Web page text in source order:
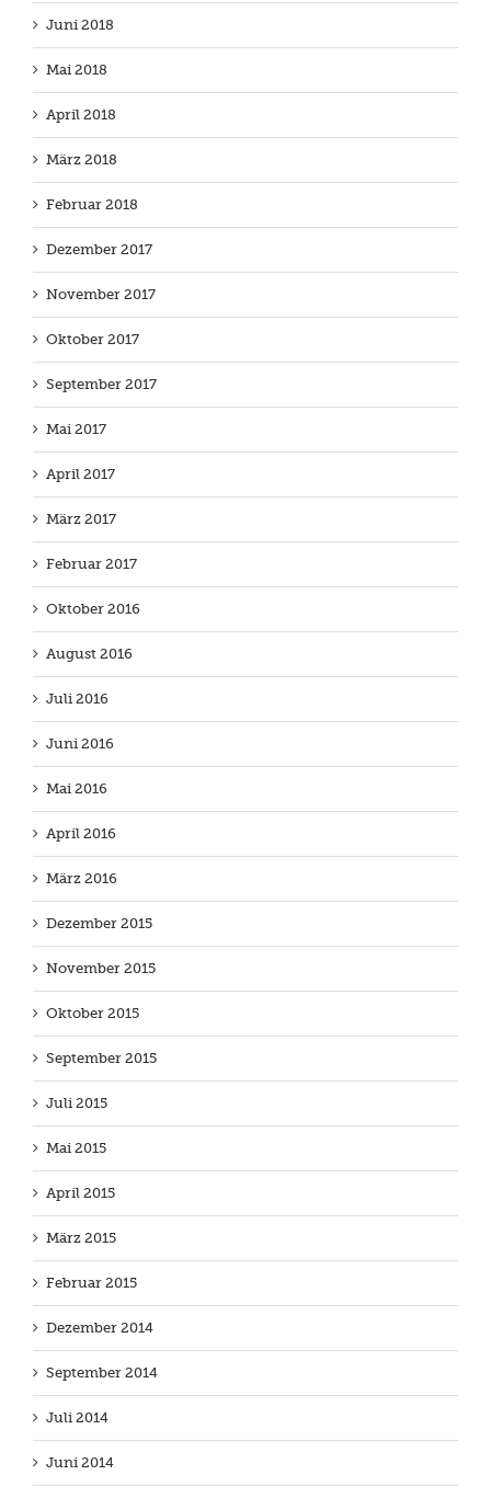
Juni 2018
Mai 2018
April 2018
März 2018
Februar 2018
Dezember 2017
November 2017
Oktober 2017
September 2017
Mai 2017
April 2017
März 2017
Februar 2017
Oktober 2016
August 2016
Juli 2016
Juni 2016
Mai 2016
April 2016
März 2016
Dezember 2015
November 2015
Oktober 2015
September 2015
Juli 2015
Mai 2015
April 2015
März 2015
Februar 2015
Dezember 2014
September 2014
Juli 2014
Juni 2014